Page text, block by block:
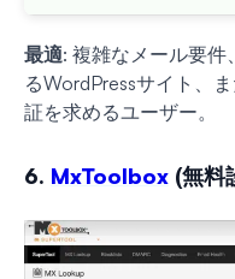
最適: 複雑なメール要
るWordPressサイト、
証を求めるユーザー。
6. MxToolbox (無料